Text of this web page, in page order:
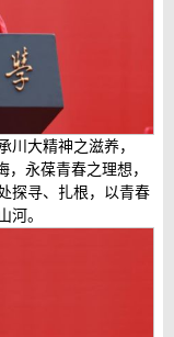
川大精神之滋养，
永葆青春之理想，
探寻、扎根，以青春
河。